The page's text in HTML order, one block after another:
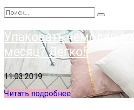
Упаковать чемодан
месяц? Легко!
11.03.2019
Читать подробнее